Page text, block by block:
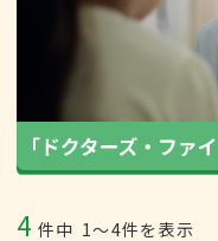
4 件中 1〜4件を表示